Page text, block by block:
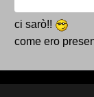
ci sarò!!
come ero